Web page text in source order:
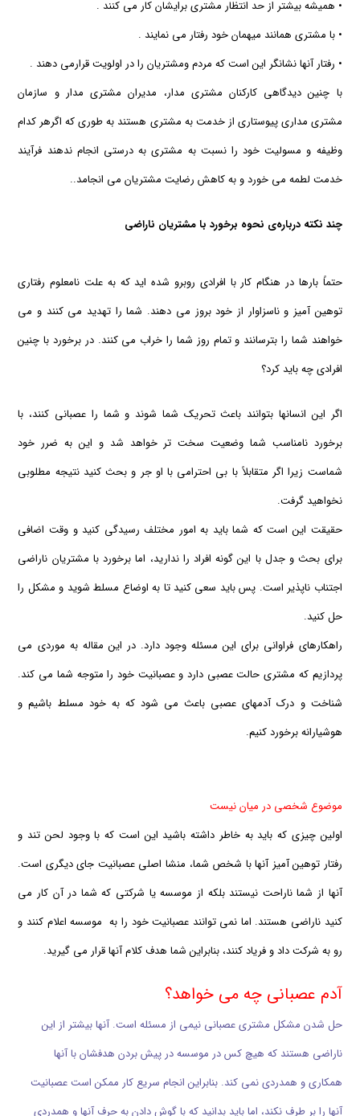
• همیشه بیشتر از حد انتظار مشتری برایشان كار می كنند .
• با مشتری همانند میهمان خود رفتار می نمایند .
• رفتار آنها نشانگر این است كه مردم ومشتریان را در اولویت قرارمی دهند .
با چنین دیدگاهی كاركنان مشتری مدار، مدیران مشتری مدار و سازمان
مشتری مداری پیوستاری از خدمت به مشتری هستند به طوری كه اگرهر كدام
وظیفه و مسولیت خود را نسبت به مشتری به درستی انجام ندهند فرآیند
خدمت لطمه می خورد و به كاهش رضایت مشتریان می انجامد..
چند نکته درباره‌ی نحوه برخورد با مشتریان ناراضی
حتماً بارها در هنگام کار با افرادی روبرو شده اید که به علت نامعلوم رفتاری
توهین آمیز و ناسزاوار از خود بروز می دهند. شما را تهدید می کنند و می
خواهند شما را بترسانند و تمام روز شما را خراب می کنند. در برخورد با چنین
افرادی چه باید کرد؟
اگر این انسانها بتوانند باعث تحریک شما شوند و شما را عصبانی کنند، با
برخورد نامناسب شما وضعیت سخت تر خواهد شد و این به ضرر خود
شماست زیرا اگر متقابلاً با بی احترامی با او جر و بحث کنید نتیجه مطلوبی
نخواهید گرفت.
حقیقت این است که شما باید به امور مختلف رسیدگی کنید و وقت اضافی
برای بحث و جدل با این گونه افراد را ندارید، اما برخورد با مشتریان ناراضی
اجتناب ناپذیر است. پس باید سعی کنید تا به اوضاع مسلط شوید و مشکل را
حل کنید.
راهکارهای فراوانی برای این مسئله وجود دارد. در این مقاله به موردی می
پردازیم که مشتری حالت عصبی دارد و عصبانیت خود را متوجه شما می کند.
شناخت و درک آدمهای عصبی باعث می شود که به خود مسلط باشیم و
هوشیارانه برخورد کنیم.
موضوع شخصی در میان نیست
اولین چیزی که باید به خاطر داشته باشید این است که با وجود لحن تند و
رفتار توهین آمیز آنها با شخص شما، منشا اصلی عصبانیت جای دیگری است.
آنها از شما ناراحت نیستند بلکه از موسسه یا شرکتی که شما در آن کار می
کنید ناراضی هستند. اما نمی توانند عصبانیت خود را به موسسه اعلام کنند و
رو به شرکت داد و فریاد کنند، بنابراین شما هدف کلام آنها قرار می گیرید.
آدم عصبانی چه می خواهد؟
حل شدن مشکل مشتری عصبانی نیمی از مسئله است. آنها بیشتر از این
ناراضی هستند که هیچ کس در موسسه در پیش بردن هدفشان با آنها
همکاری و همدردی نمی کند. بنابراین انجام سریع کار ممکن است عصبانیت
آنها را بر طرف نکند، اما باید بدانید که با گوش دادن به حرف آنها و همدردی